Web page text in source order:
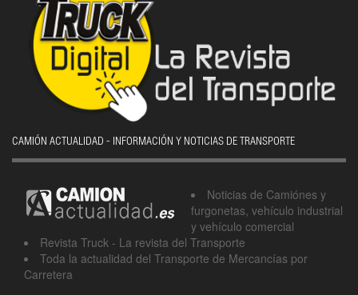
CAMIÓN ACTUALIDAD - INFORMACIÓN Y NOTICIAS DE TRANSPORTE
Noticias de Camiónes y
furgonetas, vehículo industrial
y vehículo comercial
Revista Truck - La revista del Transporte
Toda la actualidad del Transporte de Mercancías por
Carretera